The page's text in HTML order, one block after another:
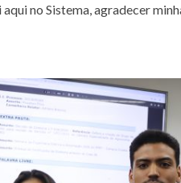
no Sistema, agradecer